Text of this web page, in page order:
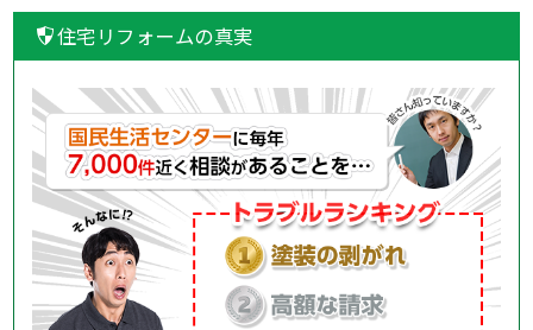
住宅リフォームの真実